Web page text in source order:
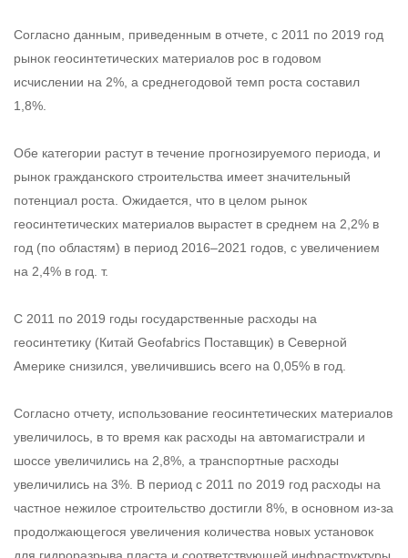
Согласно данным, приведенным в отчете, с 2011 по 2019 год
рынок геосинтетических материалов рос в годовом
исчислении на 2%, а среднегодовой темп роста составил
1,8%.
Обе категории растут в течение прогнозируемого периода, и
рынок гражданского строительства имеет значительный
потенциал роста. Ожидается, что в целом рынок
геосинтетических материалов вырастет в среднем на 2,2% в
год (по областям) в период 2016–2021 годов, с увеличением
на 2,4% в год. т.
С 2011 по 2019 годы государственные расходы на
геосинтетику (Китай Geofabrics Поставщик) в Северной
Америке снизился, увеличившись всего на 0,05% в год.
Согласно отчету, использование геосинтетических материалов
увеличилось, в то время как расходы на автомагистрали и
шоссе увеличились на 2,8%, а транспортные расходы
увеличились на 3%. В период с 2011 по 2019 год расходы на
частное нежилое строительство достигли 8%, в основном из-за
продолжающегося увеличения количества новых установок
для гидроразрыва пласта и соответствующей инфраструктуры